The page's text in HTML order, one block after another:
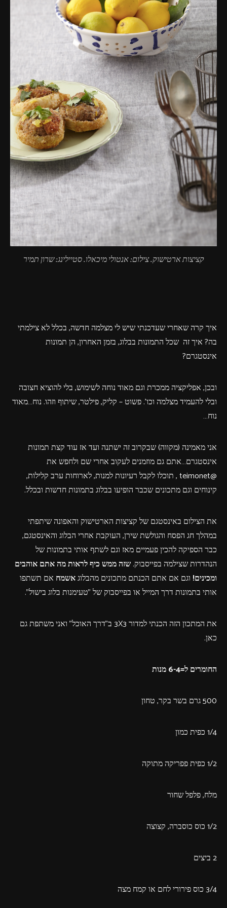
פרסומות,
ועוד.
קציצות ארטישוק. צילום: אנטולי מיכאלו. סטיילינג: שרון תמיר
איך קרה שאחרי שעדכנתי שיש לי מצלמה חדשה, בכלל לא צילמתי
בה? איך זה שכל התמונות בבלוג, בזמן האחרון, הן תמונות
אינסטגרם?
ובכן, אפליקציה ממכרת וגם מאוד נוחה לשימוש, בלי להוציא חצובה
ובלי להעמיד מצלמה וכו'. פשוט – קליק, פילטר, שיתוף וזהו. נוח…מאוד
נוח…
אני מאמינה (מקווה) שבקרוב זה ישתנה ועד אז עוד קצת תמונות
אינסטגרם…אתם גם מוזמנים לעקוב אחרי שם ולחפש את
@teimonet , תוכלו לקבל רעיונות למנות, לארוחות ערב קלילות,
קינוחים וגם מתכונים שכבר הופיעו בבלוג בתמונות חדשות ובכלל.
את הצילום באינסטגם של קציצות הארטישוק והאפונה שיתפתי
במהלך חג הפסח והגולשת שירן, העוקבת אחרי הבלוג והאינסטגם,
כבר הספיקה להכין פעמיים מאז וגם לשתף אותי בתמונות של
הנהדרות שצילמה בפייסבוק.שזה ממש כיף לראות מה אתם אוהבים
ומכינים! וגם אם אתם הכנתם מתכונים מהבלוגאשמח אם תשתפו
אותי בתמונות דרך המייל או בפייסבוק של "טעימנות בלוג בישול".
את המתכון הזה הכנתי למדור 3X3 ב"דרך האוכל" ואני משתפת גם
כאן.
החומרים ל=6-4 מנות
500 גרם בשר בקר, טחון
1/4 כפית כמון
1/2 כפית פפריקה מתוקה
מלח, פלפל שחור
1/2 כוס כוסברה, קצוצה
2 ביצים
3/4 כוס פירורי לחם או קמח מצה